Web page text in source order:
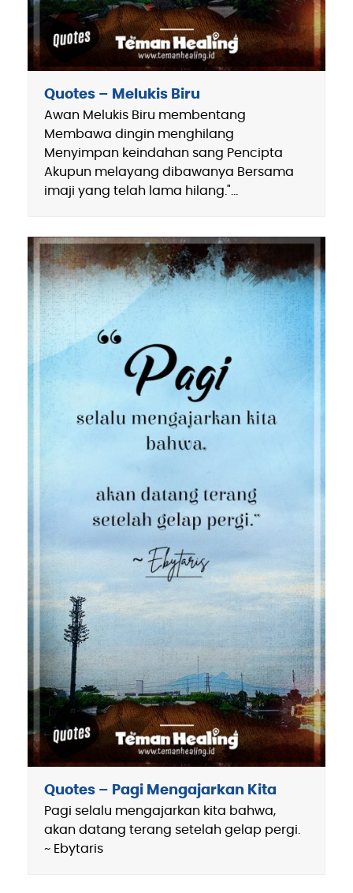
Quotes – Melukis Biru
Awan Melukis Biru membentang
Membawa dingin menghilang
Menyimpan keindahan sang Pencipta
Akupun melayang dibawanya Bersama
imaji yang telah lama hilang."…
Quotes – Pagi Mengajarkan Kita
Pagi selalu mengajarkan kita bahwa,
akan datang terang setelah gelap pergi.
~ Ebytaris